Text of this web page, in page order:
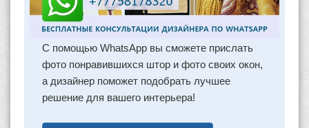
С помощью WhatsApp вы сможете прислать
фото понравившихся штор и фото своих окон,
а дизайнер поможет подобрать лучшее
решение для вашего интерьера!